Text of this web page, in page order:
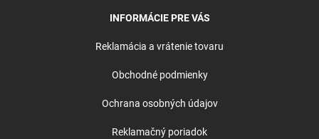
INFORMÁCIE PRE VÁS
Reklamácia a vrátenie tovaru
Obchodné podmienky
Ochrana osobných údajov
Reklamačný poriadok